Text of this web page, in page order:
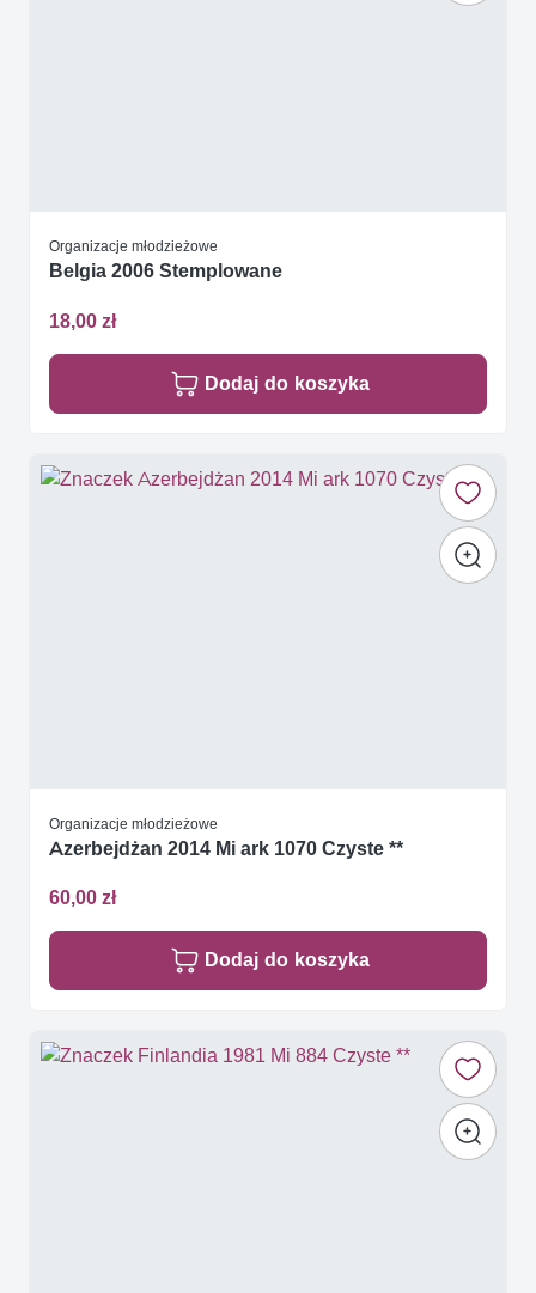
Organizacje młodzieżowe
Belgia 2006 Stemplowane
18,00 zł
Dodaj do koszyka
Organizacje młodzieżowe
Azerbejdżan 2014 Mi ark 1070 Czyste **
60,00 zł
Dodaj do koszyka